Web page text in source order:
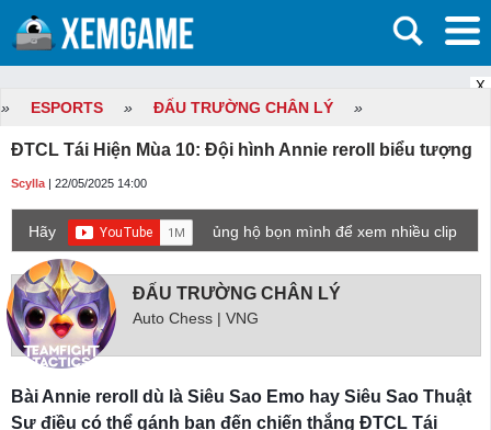
X
» ESPORTS » ĐẤU TRƯỜNG CHÂN LÝ »
ĐTCL Tái Hiện Mùa 10: Đội hình Annie reroll biểu tượng
Scylla | 22/05/2025 14:00
Hãy
ủng hộ bọn mình để xem nhiều clip
game mới hơn nhé!
ĐẤU TRƯỜNG CHÂN LÝ
Auto Chess | VNG
Bài Annie reroll dù là Siêu Sao Emo hay Siêu Sao Thuật
Sư điều có thể gánh bạn đến chiến thắng ĐTCL Tái